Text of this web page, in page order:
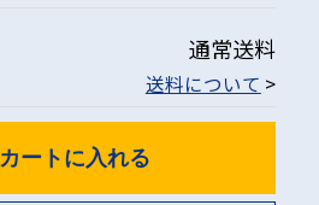
通常送料
送料について >
カートに入れる